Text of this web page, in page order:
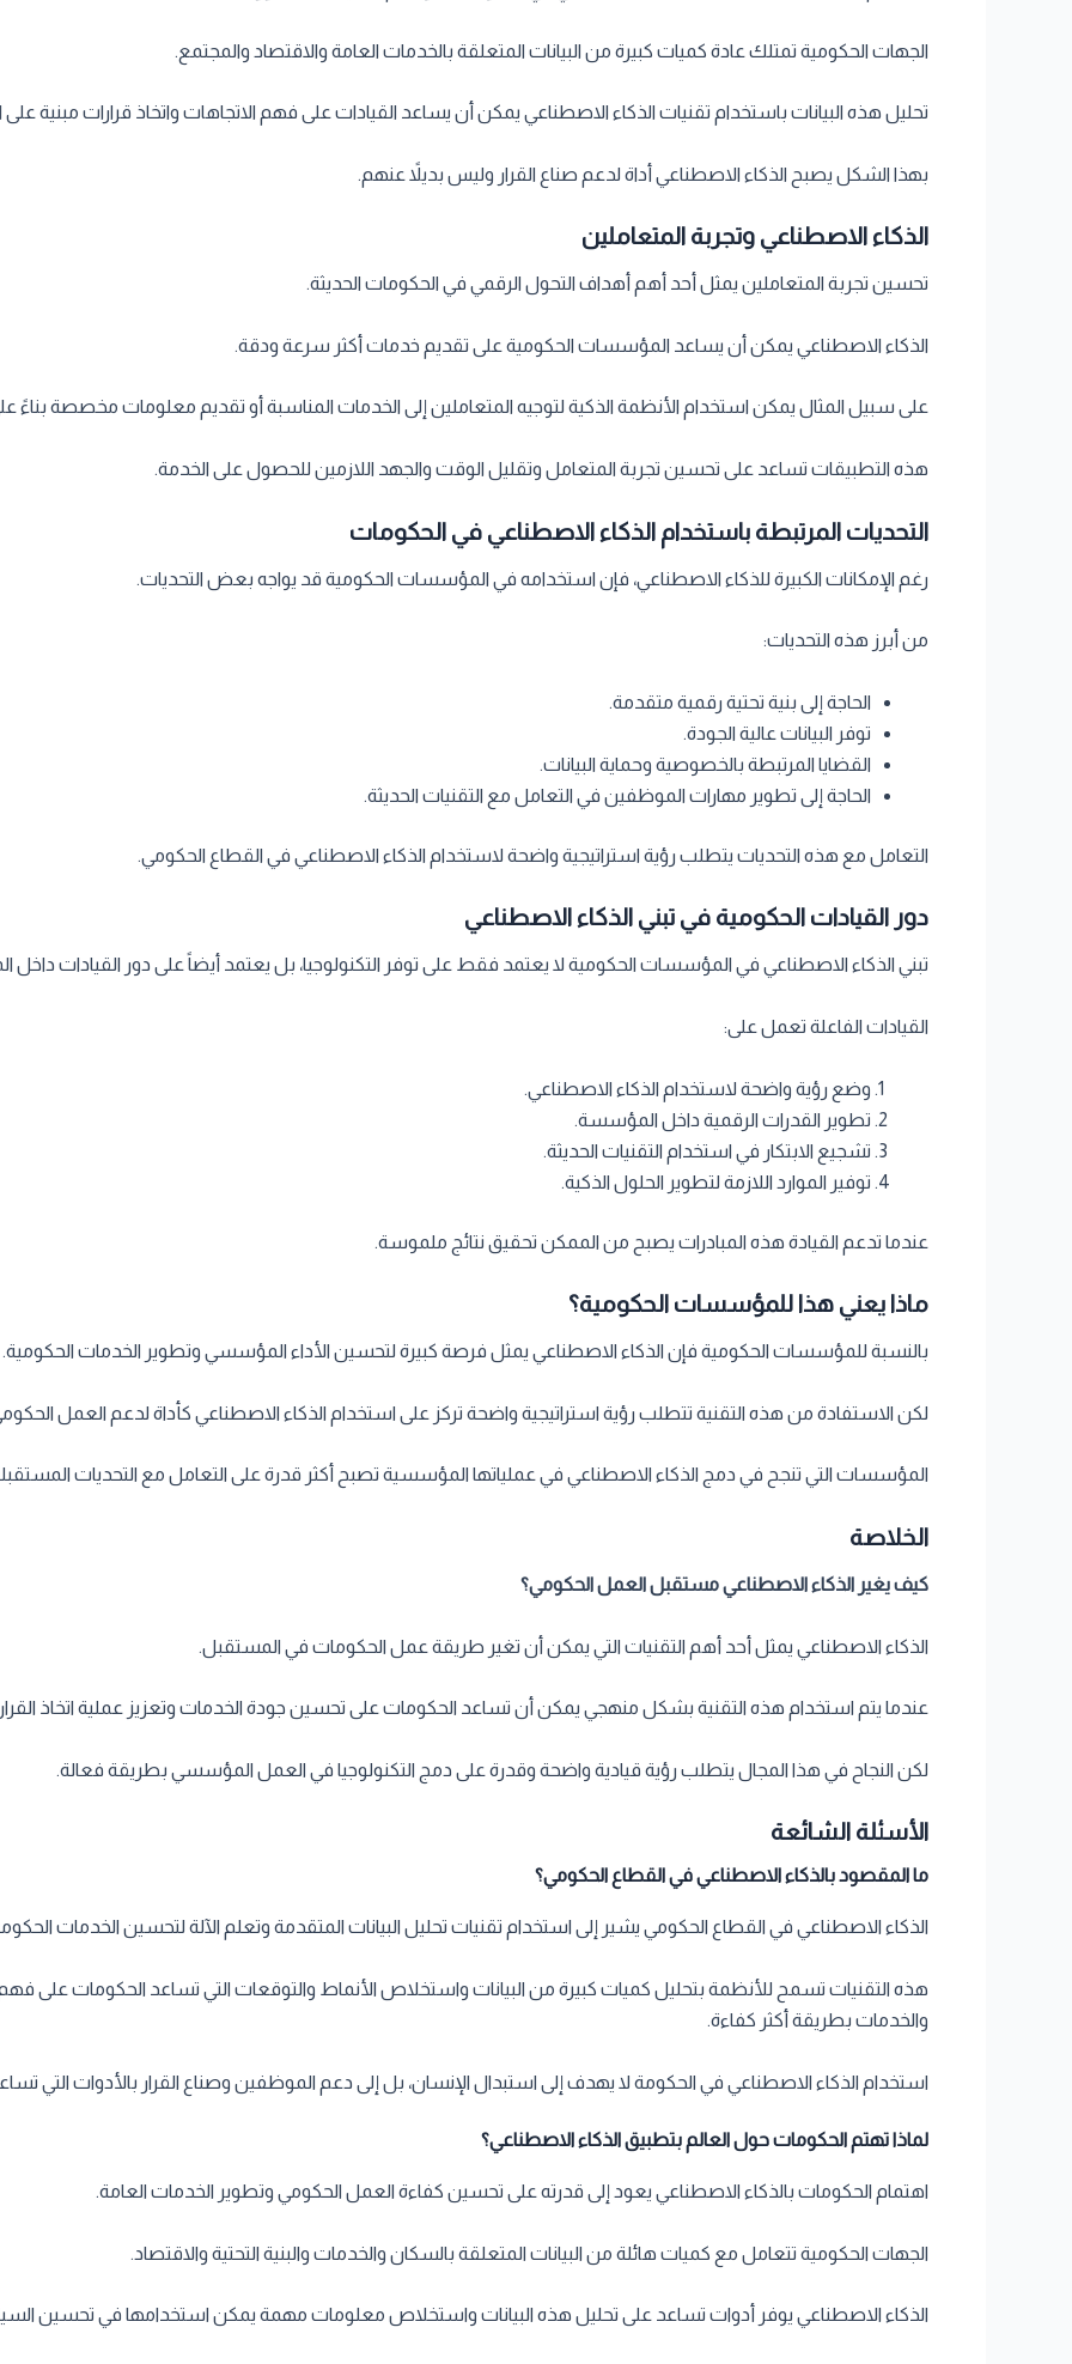
الجهات الحكومية تمتلك عادة كميات كبيرة من البيانات المتعلقة بالخدمات العامة والاقتصاد والمجتمع.
تحليل هذه البيانات باستخدام تقنيات الذكاء الاصطناعي يمكن أن يساعد القيادات على فهم الاتجاهات واتخاذ قرارات مبنية
بهذا الشكل يصبح الذكاء الاصطناعي أداة لدعم صناع القرار وليس بديلاً عنهم.
الذكاء الاصطناعي وتجربة المتعاملين
تحسين تجربة المتعاملين يمثل أحد أهم أهداف التحول الرقمي في الحكومات الحديثة.
الذكاء الاصطناعي يمكن أن يساعد المؤسسات الحكومية على تقديم خدمات أكثر سرعة ودقة.
على سبيل المثال يمكن استخدام الأنظمة الذكية لتوجيه المتعاملين إلى الخدمات المناسبة أو تقديم معلومات مخصصة بناءً
هذه التطبيقات تساعد على تحسين تجربة المتعامل وتقليل الوقت والجهد اللازمين للحصول على الخدمة.
التحديات المرتبطة باستخدام الذكاء الاصطناعي في الحكومات
رغم الإمكانات الكبيرة للذكاء الاصطناعي، فإن استخدامه في المؤسسات الحكومية قد يواجه بعض التحديات.
من أبرز هذه التحديات:
الحاجة إلى بنية تحتية رقمية متقدمة.
توفر البيانات عالية الجودة.
القضايا المرتبطة بالخصوصية وحماية البيانات.
الحاجة إلى تطوير مهارات الموظفين في التعامل مع التقنيات الحديثة.
التعامل مع هذه التحديات يتطلب رؤية استراتيجية واضحة لاستخدام الذكاء الاصطناعي في القطاع الحكومي.
دور القيادات الحكومية في تبني الذكاء الاصطناعي
تبني الذكاء الاصطناعي في المؤسسات الحكومية لا يعتمد فقط على توفر التكنولوجيا، بل يعتمد أيضاً على دور القيادات
القيادات الفاعلة تعمل على:
وضع رؤية واضحة لاستخدام الذكاء الاصطناعي.
تطوير القدرات الرقمية داخل المؤسسة.
تشجيع الابتكار في استخدام التقنيات الحديثة.
توفير الموارد اللازمة لتطوير الحلول الذكية.
عندما تدعم القيادة هذه المبادرات يصبح من الممكن تحقيق نتائج ملموسة.
ماذا يعني هذا للمؤسسات الحكومية؟
بالنسبة للمؤسسات الحكومية فإن الذكاء الاصطناعي يمثل فرصة كبيرة لتحسين الأداء المؤسسي وتطوير الخدمات الحكومية.
لكن الاستفادة من هذه التقنية تتطلب رؤية استراتيجية واضحة تركز على استخدام الذكاء الاصطناعي كأداة لدعم العمل
المؤسسات التي تنجح في دمج الذكاء الاصطناعي في عملياتها المؤسسية تصبح أكثر قدرة على التعامل مع التحديات
الخلاصة
كيف يغير الذكاء الاصطناعي مستقبل العمل الحكومي؟
الذكاء الاصطناعي يمثل أحد أهم التقنيات التي يمكن أن تغير طريقة عمل الحكومات في المستقبل.
عندما يتم استخدام هذه التقنية بشكل منهجي يمكن أن تساعد الحكومات على تحسين جودة الخدمات وتعزيز عملية اتخاذ
لكن النجاح في هذا المجال يتطلب رؤية قيادية واضحة وقدرة على دمج التكنولوجيا في العمل المؤسسي بطريقة فعالة.
الأسئلة الشائعة
ما المقصود بالذكاء الاصطناعي في القطاع الحكومي؟
الذكاء الاصطناعي في القطاع الحكومي يشير إلى استخدام تقنيات تحليل البيانات المتقدمة وتعلم الآلة لتحسين الخدمات
هذه التقنيات تسمح للأنظمة بتحليل كميات كبيرة من البيانات واستخلاص الأنماط والتوقعات التي تساعد الحكومات
والخدمات بطريقة أكثر كفاءة.
استخدام الذكاء الاصطناعي في الحكومة لا يهدف إلى استبدال الإنسان، بل إلى دعم الموظفين وصناع القرار بالأدوات التي
لماذا تهتم الحكومات حول العالم بتطبيق الذكاء الاصطناعي؟
اهتمام الحكومات بالذكاء الاصطناعي يعود إلى قدرته على تحسين كفاءة العمل الحكومي وتطوير الخدمات العامة.
الجهات الحكومية تتعامل مع كميات هائلة من البيانات المتعلقة بالسكان والخدمات والبنية التحتية والاقتصاد.
الذكاء الاصطناعي يوفر أدوات تساعد على تحليل هذه البيانات واستخلاص معلومات مهمة يمكن استخدامها في تحسين